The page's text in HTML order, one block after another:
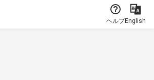
ヘルプEnglish